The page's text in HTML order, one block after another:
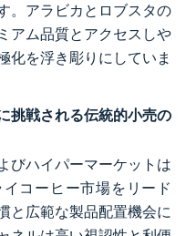
。アラビカとロブスタの
アム品質とアクセスしや
化を浮き彫りにしていま
挑戦される伝統的小売の
びハイパーマーケットは
コーヒー市場をリード
と広範な製品配置機会に